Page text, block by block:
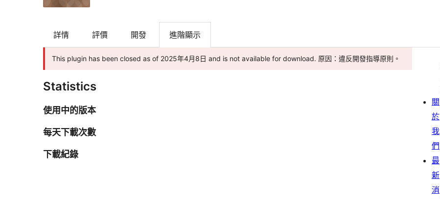
詳情 評價 開發 進階顯示
This plugin has been closed as of 2025年4月8日 and is not available for download. 原因：違反開發指導原則。
Statistics
使用中的版本
每天下載次數
下載紀錄
關
於
我
們
最
新
消